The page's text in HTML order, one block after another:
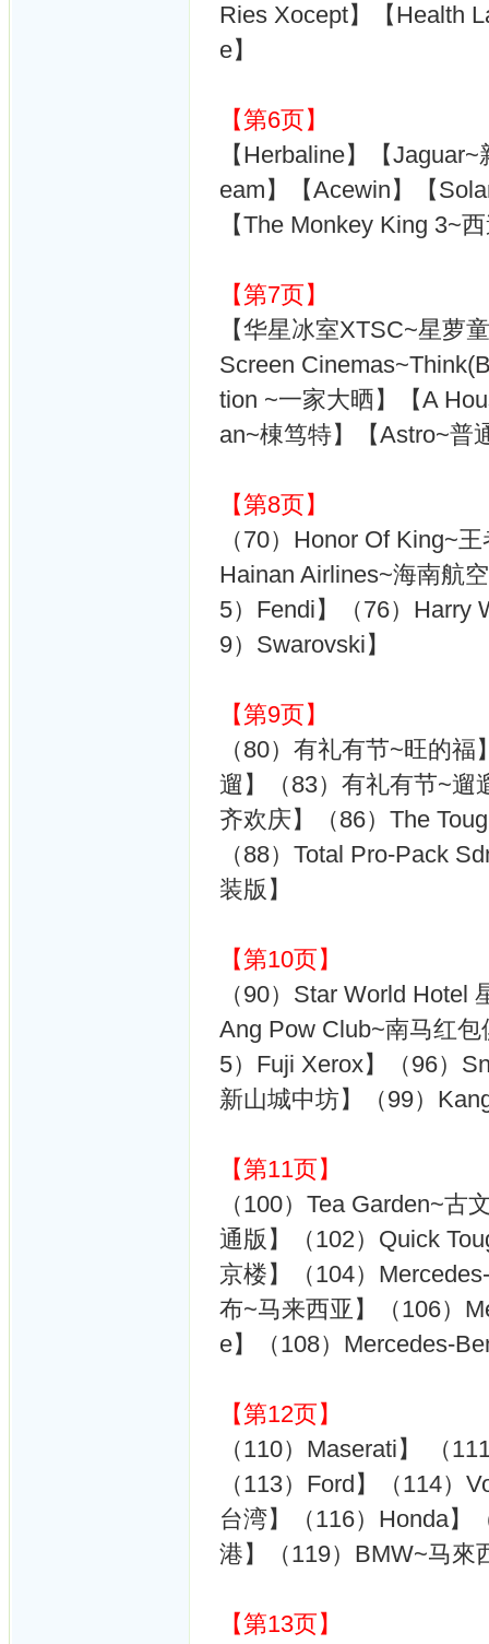
Ries Xocept】【Health
e】
【第6页】
【Herbaline】【
eam】【Acewin】【
【The Monkey King 3~
【第7页】
【华星冰室XTSC~星萝
Screen
tion ~一家大晒】【A
an~棟笃特】【Astro~普
【第8页】
（70）Honor Of King~
Hainan Airlines~海南航
5）Fendi】（76）Harry
9）Swarovski】
【第9页】
（80）有礼有节~旺的
遛】（83）有礼有节~遛
齐欢庆】（86）The
（88）Total Pro-Pack
装版】
【第10页】
（90）Star World Hotel
Ang Pow Club~南马红
5）Fuji Xerox】（96）
新山城中坊】（99）
【第11页】
（100）Tea Garden~
通版】（102）Quick
京楼】（104）
布~马来西亚】（106）
e】（108）Mercedes-
【第12页】
（110）Maserati】 （
（113）Ford】（114）
台湾】（116）Honda】
港】（119）BMW~马來
【第13页】